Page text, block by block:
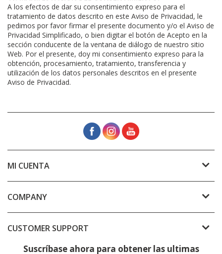
A los efectos de dar su consentimiento expreso para el
tratamiento de datos descrito en este Aviso de Privacidad, le
pedimos por favor firmar el presente documento y/o el Aviso de
Privacidad Simplificado, o bien digitar el botón de Acepto en la
sección conducente de la ventana de diálogo de nuestro sitio
Web. Por el presente, doy mi consentimiento expreso para la
obtención, procesamiento, tratamiento, transferencia y
utilización de los datos personales descritos en el presente
Aviso de Privacidad.
MI CUENTA
COMPANY
CUSTOMER SUPPORT
Suscríbase ahora para obtener las ultimas